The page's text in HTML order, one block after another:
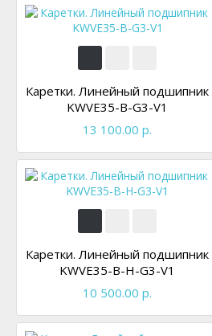
Каретки. Линейный подшипник
KWVE35-B-G3-V1
13 100.00 р.
Каретки. Линейный подшипник
KWVE35-B-H-G3-V1
10 500.00 р.